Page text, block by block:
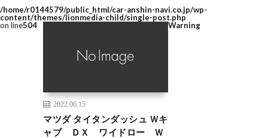
/home/r0144579/public_html/car-anshin-navi.co.jp/wp-
content/themes/lionmedia-child/single-post.php
on line504
2022.06.15
マツダ タイタンダッシュ Ｗキ
ャブ ＤＸ ワイドロー Ｗ
Warning